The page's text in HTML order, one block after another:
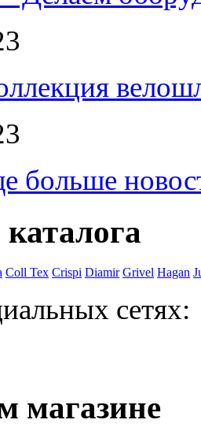
больше
Coll Tex Crispi Diamir Grivel Hagan
сетях:
магазине